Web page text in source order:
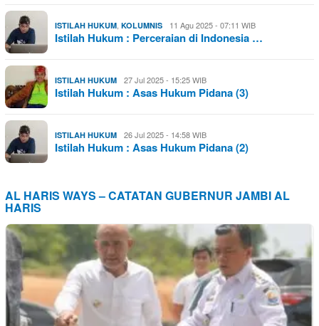
ISTILAH HUKUM, KOLUMNIS 11 Agu 2025 - 07:11 WIB
Istilah Hukum : Perceraian di Indonesia …
ISTILAH HUKUM 27 Jul 2025 - 15:25 WIB
Istilah Hukum : Asas Hukum Pidana (3)
ISTILAH HUKUM 26 Jul 2025 - 14:58 WIB
Istilah Hukum : Asas Hukum Pidana (2)
AL HARIS WAYS – CATATAN GUBERNUR JAMBI AL
HARIS